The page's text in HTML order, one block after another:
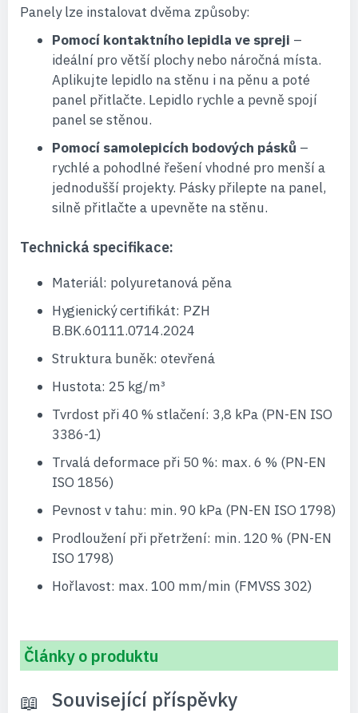
Panely lze instalovat dvěma způsoby:
Pomocí kontaktního lepidla ve spreji –
ideální pro větší plochy nebo náročná místa.
Aplikujte lepidlo na stěnu i na pěnu a poté
panel přitlačte. Lepidlo rychle a pevně spojí
panel se stěnou.
Pomocí samolepicích bodových pásků –
rychlé a pohodlné řešení vhodné pro menší a
jednodušší projekty. Pásky přilepte na panel,
silně přitlačte a upevněte na stěnu.
Technická specifikace:
Materiál: polyuretanová pěna
Hygienický certifikát: PZH
B.BK.60111.0714.2024
Struktura buněk: otevřená
Hustota: 25 kg/m³
Tvrdost při 40 % stlačení: 3,8 kPa (PN-EN ISO
3386-1)
Trvalá deformace při 50 %: max. 6 % (PN-EN
ISO 1856)
Pevnost v tahu: min. 90 kPa (PN-EN ISO 1798)
Prodloužení při přetržení: min. 120 % (PN-EN
ISO 1798)
Hořlavost: max. 100 mm/min (FMVSS 302)
Články o produktu
Související příspěvky